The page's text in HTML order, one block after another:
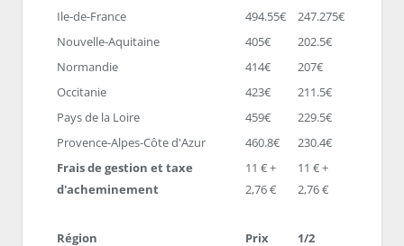
Ile-de-France
494.55€
247.275€
Nouvelle-Aquitaine
405€
202.5€
Normandie
414€
207€
Occitanie
423€
211.5€
Pays de la Loire
459€
229.5€
Provence-Alpes-Côte d'Azur
460.8€
230.4€
Frais de gestion et taxe
d'acheminement
11 € +
2,76 €
11 € +
2,76 €
Région Prix 1/2